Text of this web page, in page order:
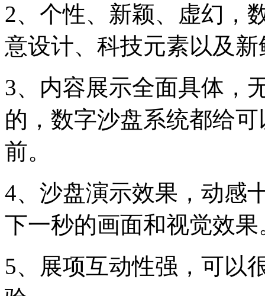
2、个性、新颖、虚幻，
意设计、科技元素以及
3、内容展示全面具体，
的，数字沙盘系统都给
前。
4、沙盘演示效果，动感
下一秒的画面和视觉效果
5、展项互动性强，可以